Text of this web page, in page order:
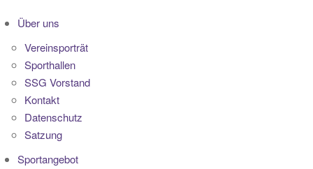
Über uns
Vereinsporträt
Sporthallen
SSG Vorstand
Kontakt
Datenschutz
Satzung
Sportangebot